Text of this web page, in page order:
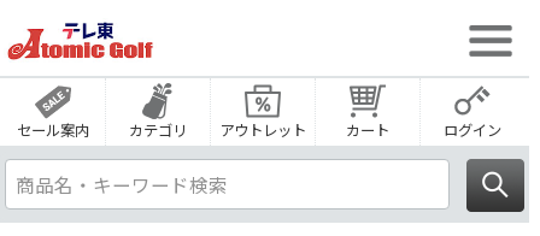
セール案内 カテゴリ アウトレット カート ログイン